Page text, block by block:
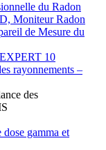
du Radon
Moniteur Radon
de Mesure du
10
rayonnements –
des
gamma et